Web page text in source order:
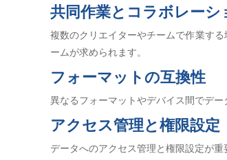
共同作業とコラボレーシ
複数のクリエイターやチームで作業す
ームが求められます。
フォーマットの互換性
異なるフォーマットやデバイス間でデ
アクセス管理と権限設定
データへのアクセス管理と権限設定が